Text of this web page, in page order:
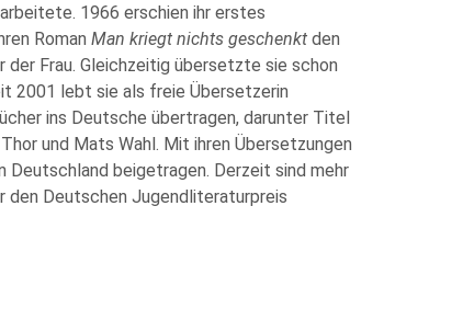
1966 erschien ihr erstes
Roman Man kriegt nichts geschenktden
Frau. Gleichzeitig übersetzte sie schon
2001 lebt sie als freie Übersetzerin
ins Deutsche übertragen, darunter Titel
und Mats Wahl. Mit ihren Übersetzungen
beigetragen. Derzeit sind mehr
den Deutschen Jugendliteraturpreis